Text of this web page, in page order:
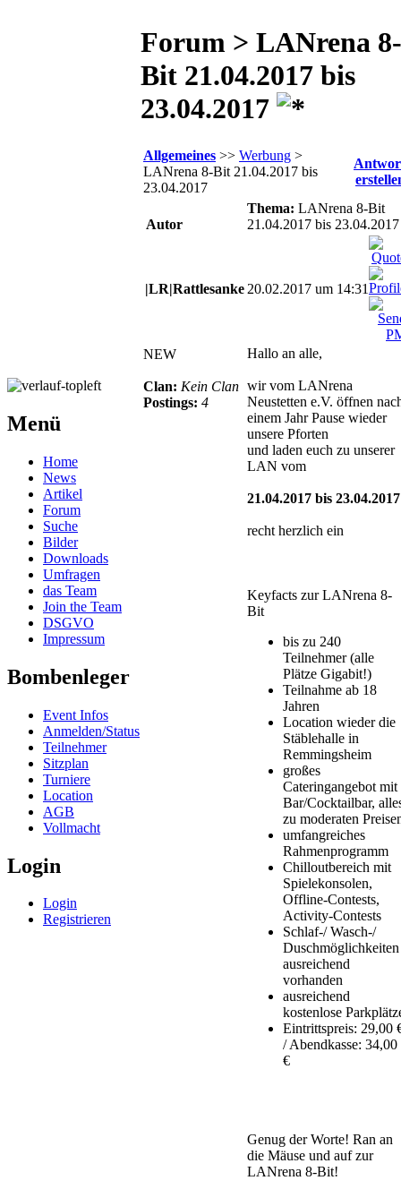
Menü
Home
News
Artikel
Forum
Suche
Bilder
Downloads
Umfragen
das Team
Join the Team
DSGVO
Impressum
Bombenleger
Event Infos
Anmelden/Status
Teilnehmer
Sitzplan
Turniere
Location
AGB
Vollmacht
Login
Login
Registrieren
Forum > LANrena 8-
Bit 21.04.2017 bis
23.04.2017
Allgemeines >> Werbung >
LANrena 8-Bit 21.04.2017 bis
23.04.2017
Autor
Thema: LANrena 8-Bit
21.04.2017 bis 23.04.2017
|LR|Rattlesanke 20.02.2017 um 14:31
NEW
Clan: Kein Clan
Postings: 4
Hallo an alle,
wir vom LANrena
Neustetten e.V. öffnen
einem Jahr Pause wieder
unsere Pforten
und laden euch zu unserer
LAN vom
21.04.2017 bis 23.04.2017
recht herzlich ein
Keyfacts zur LANrena 8-
Bit
bis zu 240
Teilnehmer (alle
Plätze Gigabit!)
Teilnahme ab 18
Jahren
Location wieder die
Stäblehalle in
Remmingsheim
großes
Cateringangebot mit
Bar/Cocktailbar,
zu moderaten
umfangreiches
Rahmenprogramm
Chilloutbereich mit
Spielekonsolen,
Offline-Contests,
Activity-Contests
Schlaf-/ Wasch-/
Duschmöglichkeiten
ausreichend
vorhanden
ausreichend
kostenlose
Eintrittspreis: 29,00
/ Abendkasse: 34,00
€
Genug der Worte! Ran an
die Mäuse und auf zur
LANrena 8-Bit!